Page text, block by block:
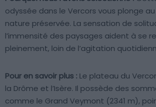
odyssée dans le Vercors vous plonge
nature préservée. La sensation de
l’immensité des paysages aident à se
pleinement, loin de l’agitation
Pour en savoir plus : Le plateau du
la Drôme et l’Isère. Il possède des
comme le Grand Veymont (2341 m),